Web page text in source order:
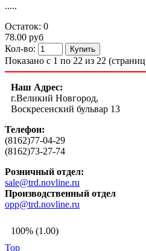
.....
Остаток: 0
78.00 руб
Кол-во:
Показано с 1 по 22 из 22
Наш Адрес:
г.Великий Новгород,
Воскресенский бульвар 13
Телефон:
(8162)77-04-29
(8162)73-27-74
Розничный отдел:
sale@trd.novline.ru
Производственный отдел
opp@trd.novline.ru
100% (1.00)
Top